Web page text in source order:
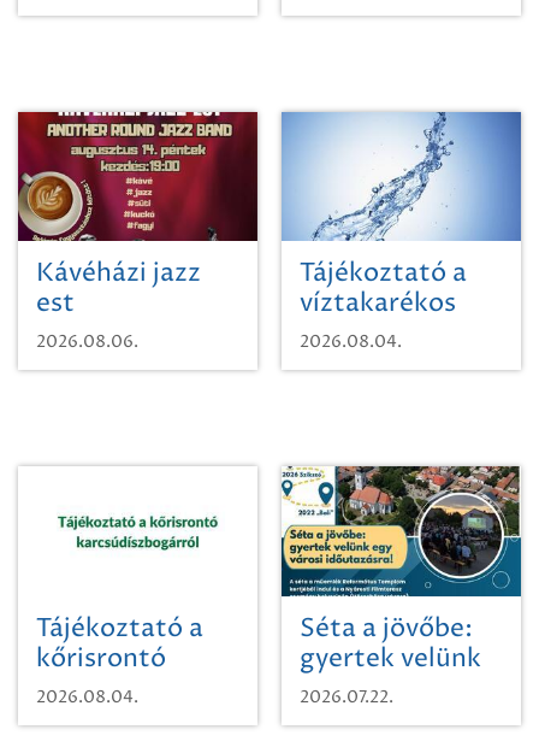
Kávéházi jazz
est
2026.08.06.
Tájékoztató a
víztakarékos
vízhasználatról
2026.08.04.
Tájékoztató a
kőrisrontó
karcsúdíszbogárról
2026.08.04.
Séta a jövőbe:
gyertek velünk
egy városi
időutazásra!
2026.07.22.